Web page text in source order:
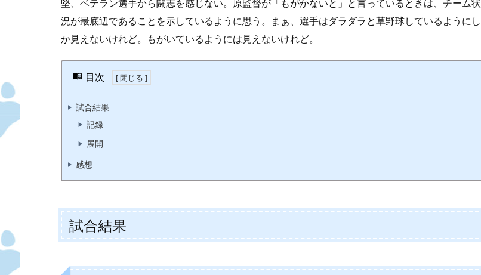
堅、ベテラン選手から闘志を感じない。原監督が「もがかないと」と言っているときは、チーム状
況が最底辺であることを示しているように思う。まぁ、選手はダラダラと草野球しているようにし
か見えないけれど。もがいているようには見えないけれど。
目次
試合結果
記録
展開
感想
試合結果